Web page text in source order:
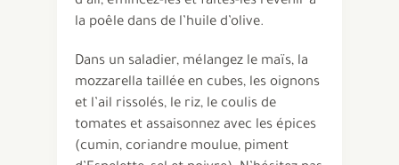
la poêle dans de l’huile d’olive.
Dans un saladier, mélangez le maïs, la
mozzarella taillée en cubes, les oignons
et l’ail rissolés, le riz, le coulis de
tomates et assaisonnez avec les épices
(cumin, coriandre moulue, piment